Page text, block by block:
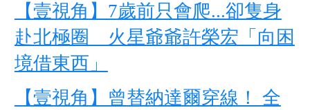
【壹視角】7歲前只會爬...卻隻身
赴北極圈 火星爺爺許榮宏「向困
境借東西」
【壹視角】曾替納達爾穿線！ 全